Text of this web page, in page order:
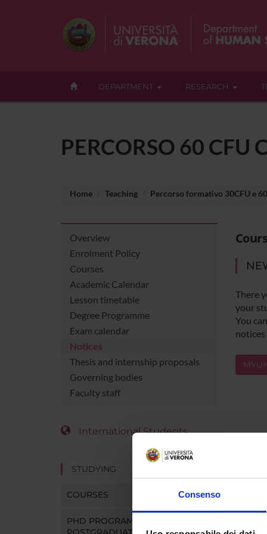
Consenso
DEPARTMENT RESEARCH
PERCORSO 60 CFU
Home Teaching Percorso formativo 30CFU e
Overview
Enrolment Policy
Courses
Academic Calendar
Lesson timetable
Degree Programme
Exam calendar
Notices
Thesis and internship proposals
Governing bodies
Faculty staff
International Students
STUDYING
COURSES
PHD PROGRAMMES AND
There
your
You